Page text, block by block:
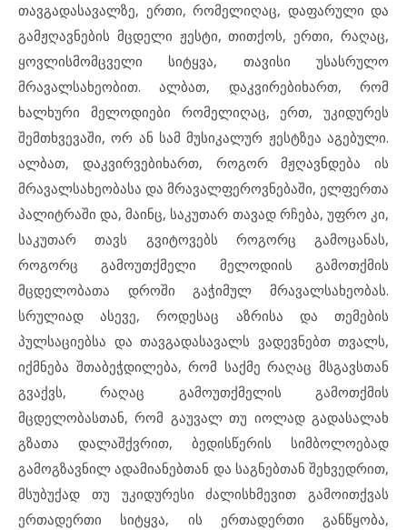
თავგადასავალზე, ერთი, რომელიღაც, დაფარული და
გამჟღავნების მცდელი ჟესტი, თითქოს, ერთი, რაღაც,
ყოვლისმომცველი სიტყვა, თავისი უსასრულო
მრავალსახეობით. ალბათ, დაკვირებიხართ, რომ
ხალხური მელოდიები რომელიღაც, ერთ, უკიდურეს
შემთხვევაში, ორ ან სამ მუსიკალურ ჟესტზეა აგებული.
ალბათ, დაკვირვებიხართ, როგორ მჟღავნდება ის
მრავალსახეობასა და მრავალფეროვნებაში, ელფერთა
პალიტრაში და, მაინც, საკუთარ თავად რჩება, უფრო კი,
საკუთარ თავს გვიტოვებს როგორც გამოცანას,
როგორც გამოუთქმელი მელოდიის გამოთქმის
მცდელობათა დროში გაჭიმულ მრავალსახეობას.
სრულიად ასევე, როდესაც აზრისა და თემების
პულსაციებსა და თავგადასავალს ვადევნებთ თვალს,
იქმნება შთაბეჭდილება, რომ საქმე რაღაც მსგავსთან
გვაქვს, რაღაც გამოუთქმელის გამოთქმის
მცდელობასთან, რომ გაუვალ თუ იოლად გადასალახ
გზათა დალაშქვრით, ბედისწერის სიმბოლოებად
გამოგზავნილ ადამიანებთან და საგნებთან შეხვედრით,
მსუბუქად თუ უკიდურესი ძალისხმევით გამოითქვას
ერთადერთი სიტყვა, ის ერთადერთი განწყობა,